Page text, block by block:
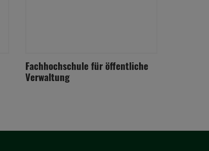
Fachhochschule für öffentliche
Verwaltung